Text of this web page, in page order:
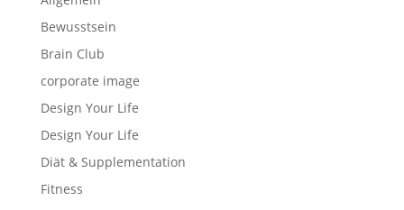
Bewusstsein
Brain Club
corporate image
Design Your Life
Design Your Life
Diät & Supplementation
Fitness